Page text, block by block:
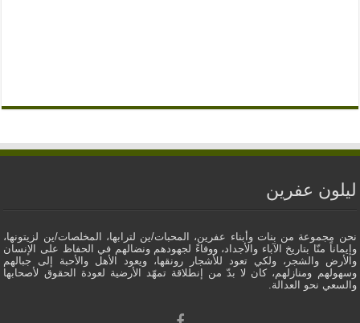
ليلون عفرين
نحن مجموعة من بنات وأبناء عفرين، المحبات/ين لترابها، المخلصات/ين لزيتونها،
وإيماناً منّا بتاريخ الآباء والأجداد، ووفاءً لجهودهم ونضالهم في الحفاظ على الإنسان
والأرض والشجر، ولكي تعود للأشجار رونقها، ويعود الأهل والأحبة إلى جبالهم
وسهولهم ومنازلهم، كان لا بدّ من إنطلاقة تمهّد الأرضية لعودة الحقوق لأصحابها
والسعي نحو العدالة.